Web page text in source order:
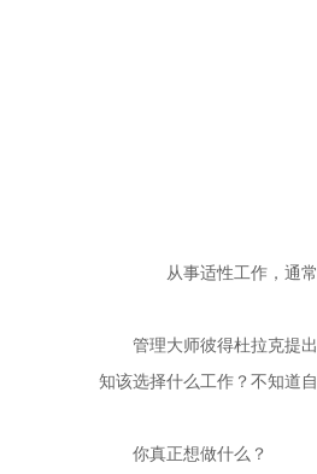
从事适性工作，通常
管理大师彼得杜拉克提出
知该选择什么工作？不知道
你真正想做什么？